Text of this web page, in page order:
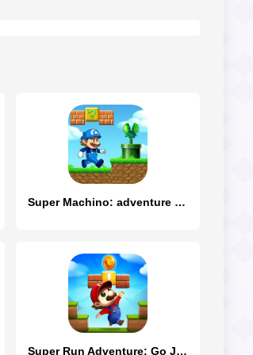
Super Machino: adventure game
Super Run Adventure: Go Jungle